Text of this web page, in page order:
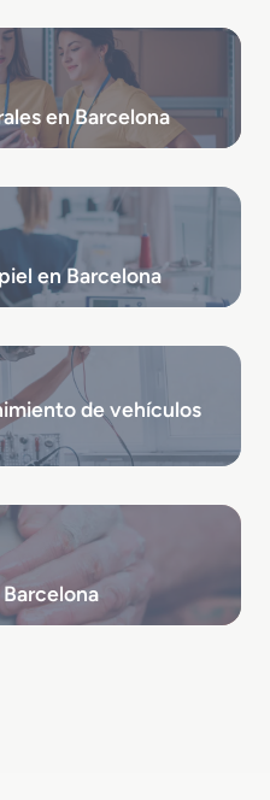
en Barcelona
en Barcelona
de vehículos